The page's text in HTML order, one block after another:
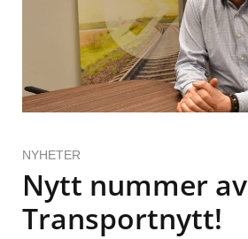
NYHETER
Nytt nummer av
Transportnytt!